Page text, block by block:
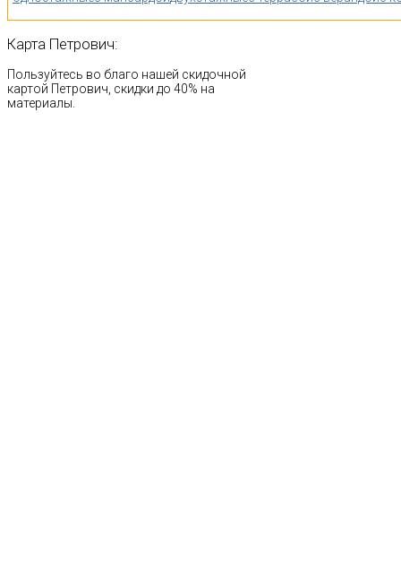
Карта Петрович:
Пользуйтесь во благо нашей скидочной
картой Петрович, скидки до 40% на
материалы.